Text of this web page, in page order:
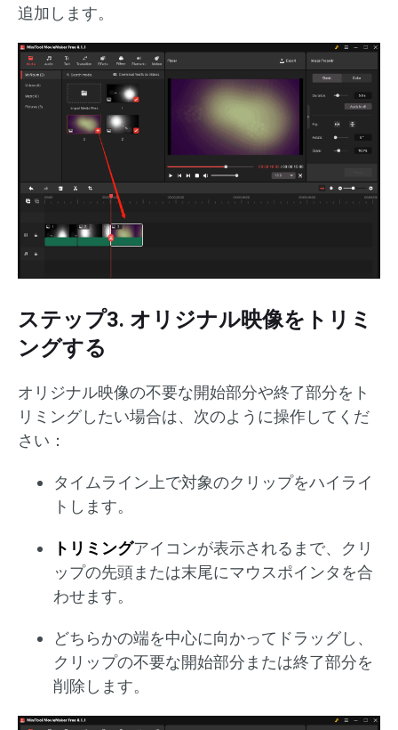
追加します。
ステップ3. オリジナル映像をトリミ
ングする
オリジナル映像の不要な開始部分や終了部分をト
リミングしたい場合は、次のように操作してくだ
さい：
タイムライン上で対象のクリップをハイライ
トします。
トリミングアイコンが表示されるまで、クリ
ップの先頭または末尾にマウスポインタを合
わせます。
どちらかの端を中心に向かってドラッグし、
クリップの不要な開始部分または終了部分を
削除します。